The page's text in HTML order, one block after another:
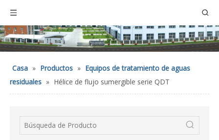
Casa » Productos » Equipos de tratamiento de aguas
residuales » Hélice de flujo sumergible serie QDT